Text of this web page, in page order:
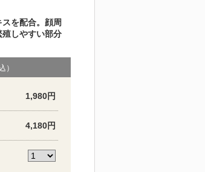
を配合。顔周
殖しやすい部分
）
1,980円
4,180円